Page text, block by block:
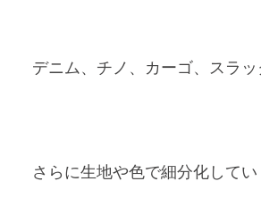
デニム、チノ、カーゴ、スラッ
さらに生地や色で細分化して